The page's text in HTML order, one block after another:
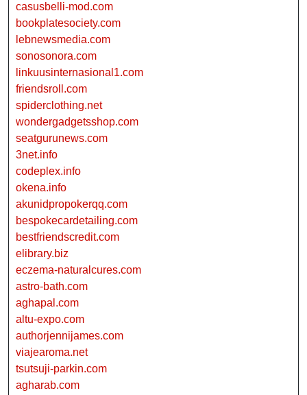
casusbelli-mod.com
bookplatesociety.com
lebnewsmedia.com
sonosonora.com
linkuusinternasional1.com
friendsroll.com
spiderclothing.net
wondergadgetsshop.com
seatgurunews.com
3net.info
codeplex.info
okena.info
akunidpropokerqq.com
bespokecardetailing.com
bestfriendscredit.com
elibrary.biz
eczema-naturalcures.com
astro-bath.com
aghapal.com
altu-expo.com
authorjennijames.com
viajearoma.net
tsutsuji-parkin.com
agharab.com